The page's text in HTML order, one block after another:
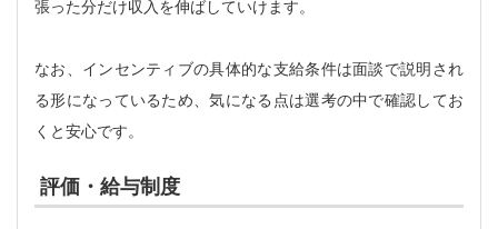
張った分だけ収入を伸ばしていけます。
なお、インセンティブの具体的な支給条件は面談で説明され
る形になっているため、気になる点は選考の中で確認してお
くと安心です。
評価・給与制度